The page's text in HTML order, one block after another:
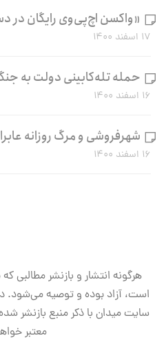
«واکسن اچ‌پی‌وی رایگان در
۱۷ اسفند ۱۴۰۰
حمله تله‌کابینی دولت به
۱۶ اسفند ۱۴۰۰
شهرفروشی و مرگ روزانه
۱۶ اسفند ۱۴۰۰
هرگونه انتشار و بازنشر مطالبی
است، آزاد بوده و توصیه می‌شود.
سایت میدان با ذکر منبع بازنشر
معتبر